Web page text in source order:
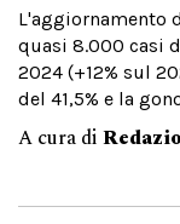
L'aggiornamento
quasi 8.000 casi
2024 (+12% sul
del 41,5% e la
A cura di